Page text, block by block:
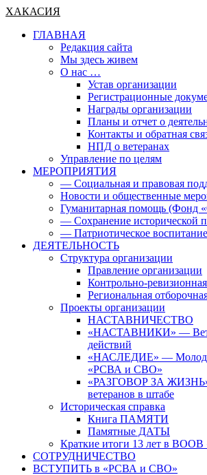
ХАКАСИЯ
ГЛАВНАЯ
Редакция сайта
Мы здесь живем
О нас …
Устав организации
Регистрационные
Награды организации
Планы и отчет о
Контакты и обратная
НПД о ветеранах
Управление по целям
МЕРОПРИЯТИЯ
— Социальная и правовая
Новости и общественные
Гуманитарная помощь (Фонд
— Сохранение исторической
— Патриотическое
ДЕЯТЕЛЬНОСТЬ
Структура организации
Правление организации
Контрольно-
Региональная
Проекты организации
НАСТАВНИЧЕСТВО
«НАСТАВНИКИ» —
действий
«НАСЛЕДИЕ» —
«РСВА и СВО»
«РАЗГОВОР ЗА
ветеранов в штабе
Историческая справка
Книга ПАМЯТИ
Памятные ДАТЫ
Краткие итоги 13 лет в ВООВ
СОТРУДНИЧЕСТВО
ВСТУПИТЬ в «РСВА и СВО»